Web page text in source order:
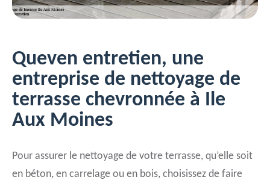
Queven entretien, une
entreprise de nettoyage de
terrasse chevronnée à Ile
Aux Moines
Pour assurer le nettoyage de votre terrasse, qu’elle soit
en béton, en carrelage ou en bois, choisissez de faire